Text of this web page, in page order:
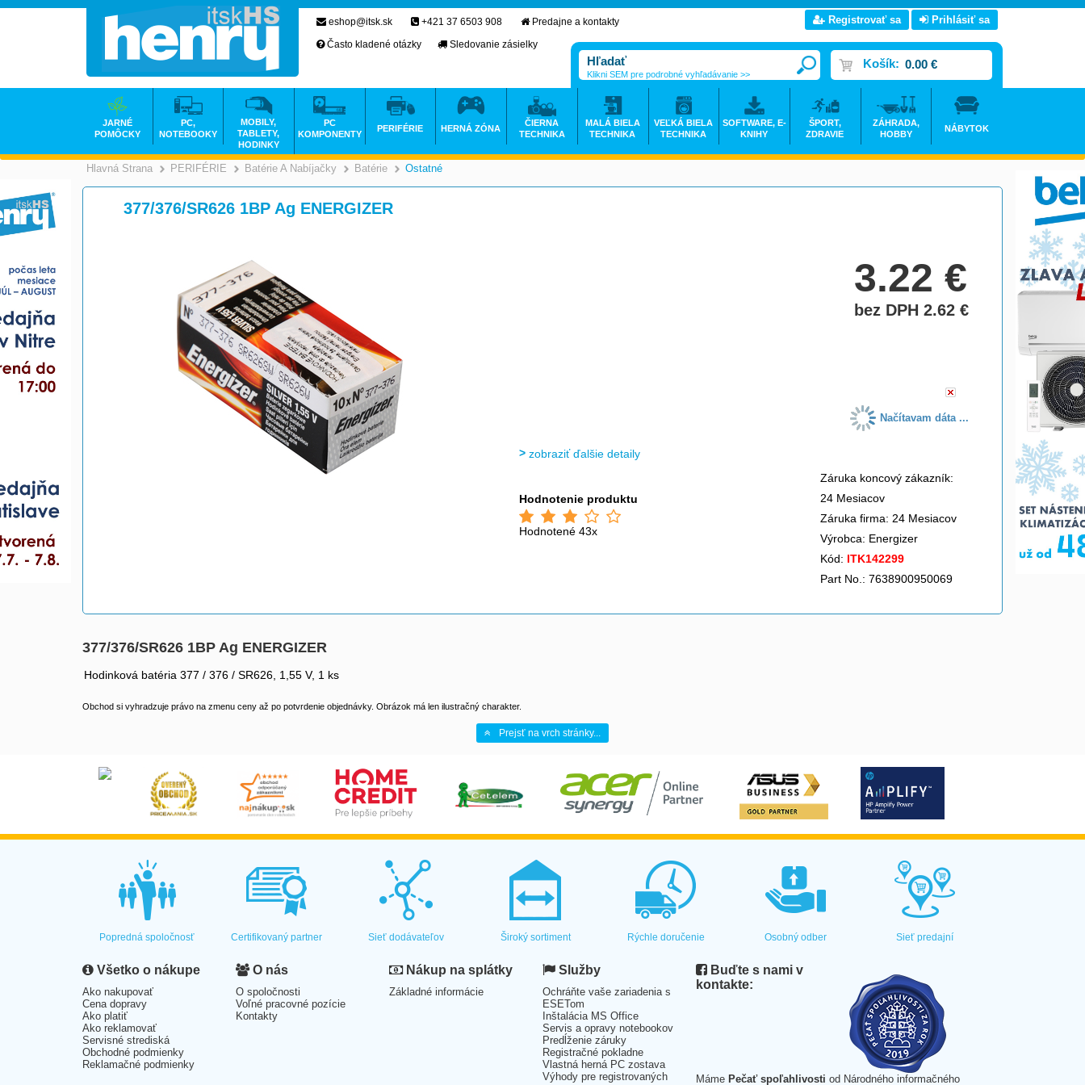
Hlavná Strana >
PERIFÉRIE >
Batérie A Nabíjačky >
Batérie Ostatné
377/376/SR626 1BP Ag ENERGIZER
3.22€
bez DPH 2.62€
Načítavam dáta ...
zobraziť ďalšie detaily
Hodnotenie produktu
Hodnotené 43x
Záruka koncový zákazník:
24 Mesiacov
Záruka firma: 24 Mesiacov
Výrobca: Energizer
Kód: ITK142299
Part No.: 7638900950069
377/376/SR626 1BP Ag ENERGIZER
Hodinková batéria 377 / 376 / SR626, 1,55 V, 1 ks
Obchod si vyhradzuje právo na zmenu ceny až po potvrdenie objednávky. Obrázok má len ilustračný charakter.
Prejsť na vrch stránky...
eshop@itsk.sk +421 37 6503 908
Predajne a kontakty
Často kladené otázky
Sledovanie zásielky
Registrovať sa Prihlásiť sa
Košík: 0.00 €
Klikni SEM pre podrobné vyhľadávanie >>
JARNÉ
POMÔCKY
PC,
NOTEBOOKY
MOBILY,
TABLETY,
HODINKY
PC
KOMPONENTY
PERIFÉRIE HERNÁ ZÓNA
ČIERNA
TECHNIKA
MALÁ BIELA
TECHNIKA
VEĽKÁ BIELA
TECHNIKA
SOFTWARE, E-
KNIHY
ŠPORT,
ZDRAVIE
ZÁHRADA,
HOBBY
NÁBYTOK
Popredná spoločnosť Certifikovaný partner Sieť dodávateľov Široký sortiment Rýchle doručenie Osobný odber Sieť predajní
Všetko o nákupe
Ako nakupovať
Cena dopravy
Ako platiť
Ako reklamovať
Servisné strediská
Obchodné podmienky
Reklamačné podmienky
O nás
O spoločnosti
Voľné pracovné pozície
Kontakty
Nákup na splátky
Základné informácie
Služby
Ochráňte vaše zariadenia s
ESETom
Inštalácia MS Office
Servis a opravy notebookov
Predĺženie záruky
Registračné pokladne
Vlastná herná PC zostava
Výhody pre registrovaných
Buďte s nami v
kontakte:
Máme Pečať spoľahlivosti od Národného informačného